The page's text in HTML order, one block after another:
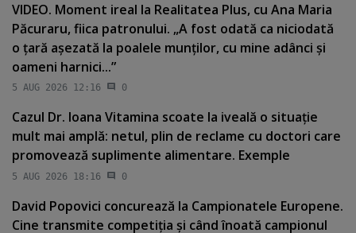
VIDEO. Moment ireal la Realitatea Plus, cu Ana Maria
Păcuraru, fiica patronului. „A fost odată ca niciodată
o ţară aşezată la poalele munţilor, cu mine adânci şi
oameni harnici...”
5 AUG 2026 12:16 0
Cazul Dr. Ioana Vitamina scoate la iveală o situaţie
mult mai amplă: netul, plin de reclame cu doctori care
promovează suplimente alimentare. Exemple
5 AUG 2026 18:16 0
David Popovici concurează la Campionatele Europene.
Cine transmite competiţia şi când înoată campionul